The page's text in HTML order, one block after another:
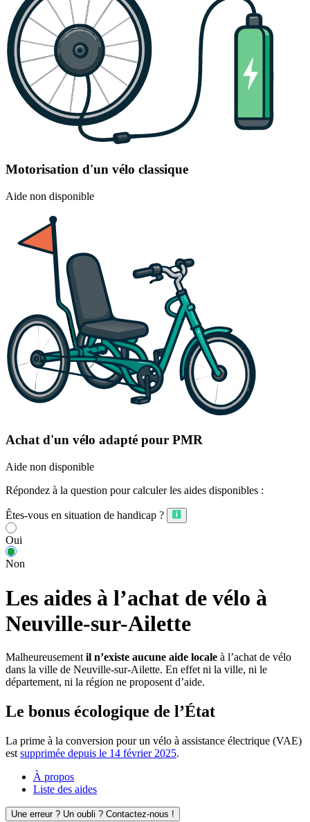
Motorisation d'un vélo classique
Aide non disponible
Achat d'un vélo adapté pour PMR
Aide non disponible
Répondez à la question pour calculer les aides disponibles :
Êtes-vous en situation de handicap ?
Oui
Non
Les aides à l’achat de vélo à
Neuville-sur-Ailette
Malheureusement il n’existe aucune aide locale à l’achat de vélo
dans la ville de Neuville-sur-Ailette. En effet ni la ville, ni le
département, ni la région ne proposent d’aide.
Le bonus écologique de l’État
La prime à la conversion pour un vélo à assistance électrique (VAE)
est supprimée depuis le 14 février 2025.
À propos
Liste des aides
Une erreur ? Un oubli ? Contactez-nous !